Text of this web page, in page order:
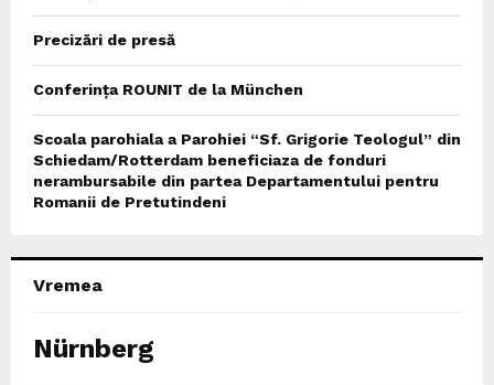
Precizări de presă
Conferința ROUNIT de la München
Scoala parohiala a Parohiei “Sf. Grigorie Teologul” din
Schiedam/Rotterdam beneficiaza de fonduri
nerambursabile din partea Departamentului pentru
Romanii de Pretutindeni
Vremea
Nürnberg